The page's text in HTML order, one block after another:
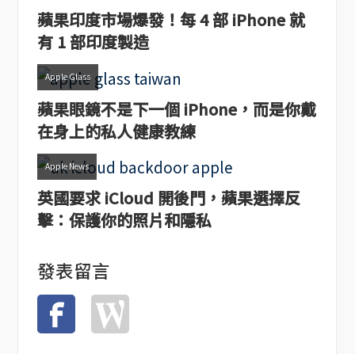
蘋果印度市場爆發！每 4 部 iPhone 就
有 1 部印度製造
Apple Glass
蘋果眼鏡不是下一個 iPhone，而是你戴
在身上的私人健康教練
Apple News
英國要求 iCloud 開後門，蘋果選擇反
擊：保護你的照片和隱私
發表留言